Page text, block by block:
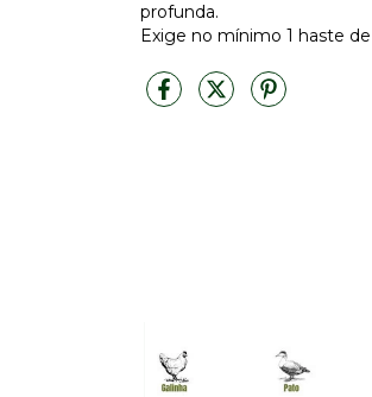
profunda.
Exige no mínimo 1 haste